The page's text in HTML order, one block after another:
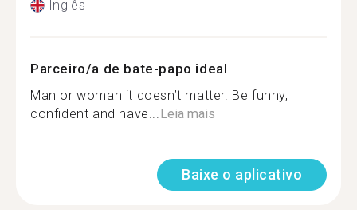
Inglês
Parceiro/a de bate-papo ideal
Man or woman it doesn’t matter. Be funny,
confident and have...Leia mais
Baixe o aplicativo